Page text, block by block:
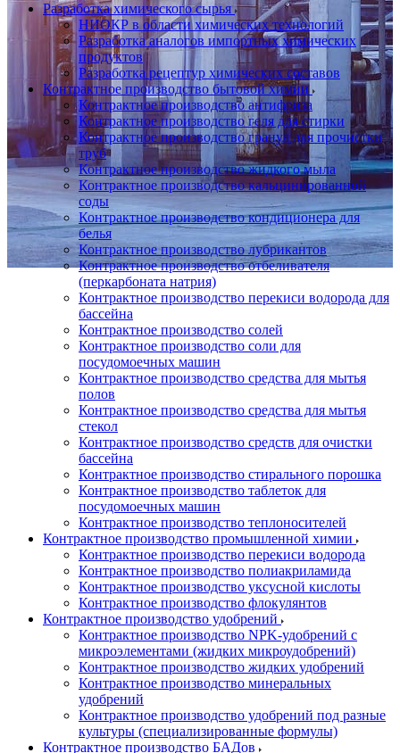
Разработка химического сырья
НИОКР в области химических технологий
Разработка аналогов импортных химических
продуктов
Разработка рецептур химических составов
Контрактное производство бытовой химии
Контрактное производство антифриза
Контрактное производство геля для стирки
Контрактное производство гранул для прочистки
труб
Контрактное производство жидкого мыла
Контрактное производство кальцинированной
соды
Контрактное производство кондиционера для
белья
Контрактное производство лубрикантов
Контрактное производство отбеливателя
(перкарбоната натрия)
Контрактное производство перекиси водорода для
бассейна
Контрактное производство солей
Контрактное производство соли для
посудомоечных машин
Контрактное производство средства для мытья
полов
Контрактное производство средства для мытья
стекол
Контрактное производство средств для очистки
бассейна
Контрактное производство стирального порошка
Контрактное производство таблеток для
посудомоечных машин
Контрактное производство теплоносителей
Контрактное производство промышленной химии
Контрактное производство перекиси водорода
Контрактное производство полиакриламида
Контрактное производство уксусной кислоты
Контрактное производство флокулянтов
Контрактное производство удобрений
Контрактное производство NPK-удобрений с
микроэлементами (жидких микроудобрений)
Контрактное производство жидких удобрений
Контрактное производство минеральных
удобрений
Контрактное производство удобрений под разные
культуры (специализированные формулы)
Контрактное производство БАДов